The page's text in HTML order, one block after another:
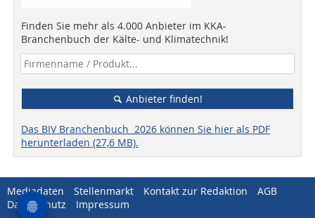
Finden Sie mehr als 4.000 Anbieter im KKA-
Branchenbuch der Kälte- und Klimatechnik!
Anbieter finden!
Das BIV Branchenbuch 2026 können Sie hier als PDF
herunterladen (27,6 MB).
Mediadaten Stellenmarkt Kontakt zur Redaktion
AGB
Datenschutz
Impressum